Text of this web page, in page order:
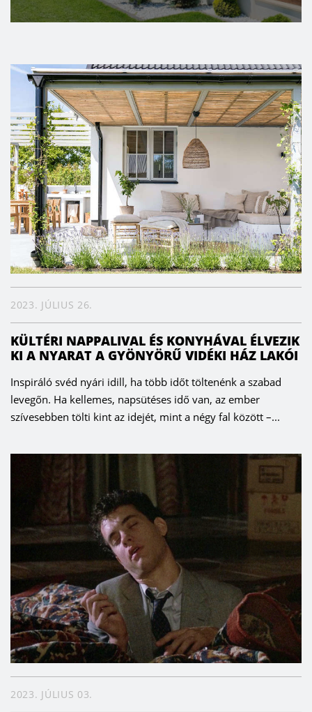
2023. JÚLIUS 26.
KÜLTÉRI NAPPALIVAL ÉS KONYHÁVAL ÉLVEZIK
KI A NYARAT A GYÖNYÖRŰ VIDÉKI HÁZ LAKÓI
Inspiráló svéd nyári idill, ha több időt töltenénk a szabad
levegőn. Ha kellemes, napsütéses idő van, az ember
szívesebben tölti kint az idejét, mint a négy fal között –...
2023. JÚLIUS 03.